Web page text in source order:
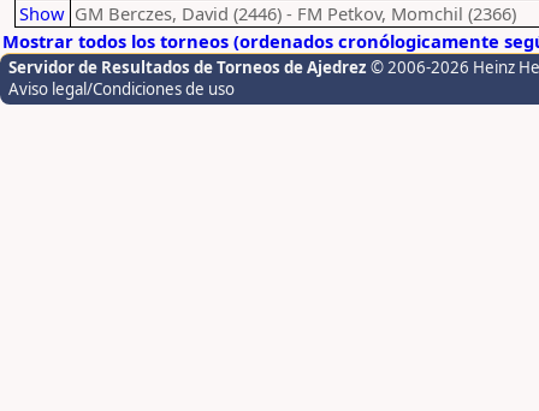
Show GM Berczes, David (2446) - FM Petkov, Momchil (2366)
Mostrar todos los torneos (ordenados cronólogicamente
Servidor de Resultados de Torneos de Ajedrez © 2006-2026 Heinz
Aviso legal/Condiciones de uso